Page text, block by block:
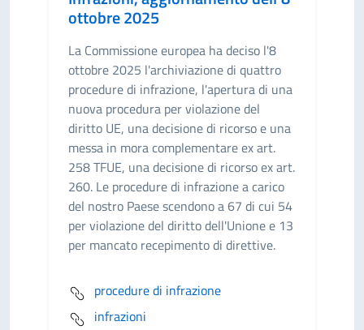
ottobre 2025
La Commissione europea ha deciso l'8
ottobre 2025 l'archiviazione di quattro
procedure di infrazione, l'apertura di una
nuova procedura per violazione del
diritto UE, una decisione di ricorso e una
messa in mora complementare ex art.
258 TFUE, una decisione di ricorso ex art.
260. Le procedure di infrazione a carico
del nostro Paese scendono a 67 di cui 54
per violazione del diritto dell'Unione e 13
per mancato recepimento di direttive.
procedure di infrazione
infrazioni